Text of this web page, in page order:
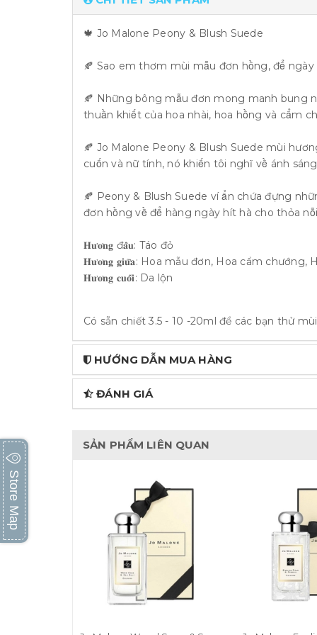
🍁 Jo Malone Peony & Blush Suede
🍂 Sao em thơm mùi mẫu đơn hồng, để ngày
🍂 Những bông mẫu đơn mong manh bung
thuần khiết của hoa nhài, hoa hồng và cẩm
🍂 Jo Malone Peony & Blush Suede mùi
cuốn và nữ tính, nó khiến tôi nghĩ về ánh
🍂 Peony & Blush Suede ví ẩn chứa đựng
đơn hồng về để hàng ngày hít hà cho thỏa
𝐇𝐮̛𝐨̛𝐧𝐠 đ𝐚̂̀𝐮: Táo đỏ
𝐇𝐮̛𝐨̛𝐧𝐠 𝐠𝐢𝐮̛̃𝐚: Hoa mẫu đơn, Hoa cẩm chướng,
𝐇𝐮̛𝐨̛𝐧𝐠 𝐜𝐮𝐨̂́𝐢: Da lộn
Có sẵn chiết 3.5 - 10 -20ml để các bạn thử
HƯỚNG DẪN MUA HÀNG
ĐÁNH GIÁ
SẢN PHẨM LIÊN QUAN
Store Map